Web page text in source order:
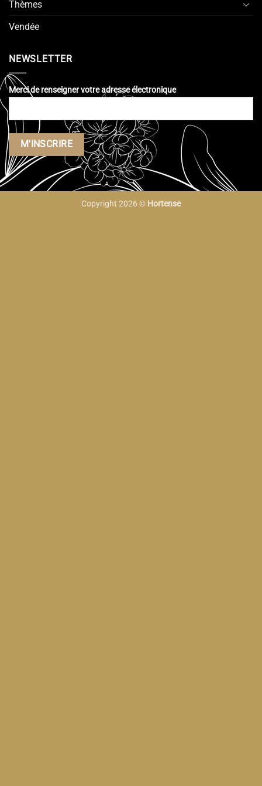
Thèmes
Vendée
NEWSLETTER
Merci de renseigner votre adresse électronique
Copyright 2026 © Hortense